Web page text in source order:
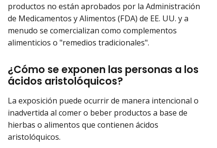
productos no están aprobados por la Administración
de Medicamentos y Alimentos (FDA) de EE. UU. y a
menudo se comercializan como complementos
alimenticios o "remedios tradicionales".
¿Cómo se exponen las personas a los
ácidos aristolóquicos?
La exposición puede ocurrir de manera intencional o
inadvertida al comer o beber productos a base de
hierbas o alimentos que contienen ácidos
aristolóquicos.